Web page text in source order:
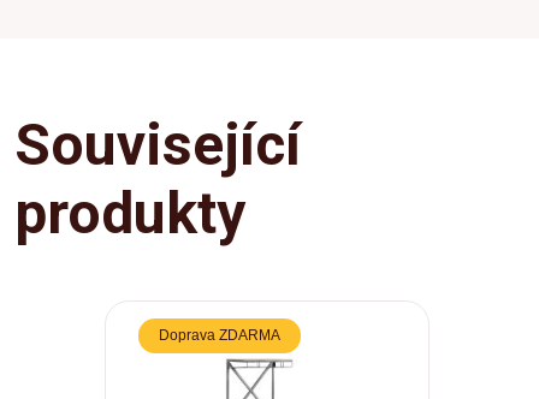
Související
produkty
Doprava ZDARMA